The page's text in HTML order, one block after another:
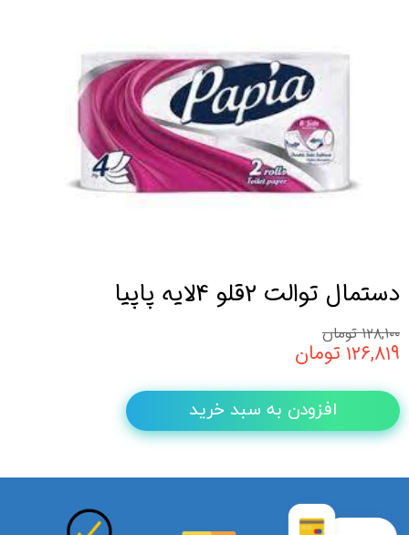
دستمال توالت 2قلو 4لایه پاپیا
۱۲۸,۱۰۰ تومان
۱۲۶,۸۱۹ تومان
افزودن به سبد خرید